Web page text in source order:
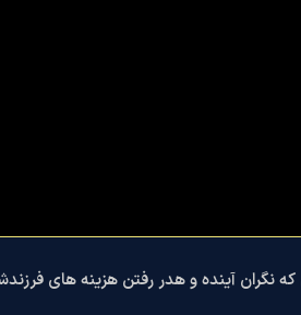
نگران آینده و هدر رفتن هزینه های